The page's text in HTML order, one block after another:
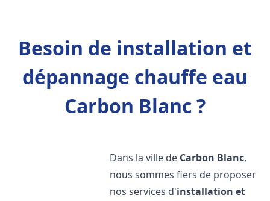
Besoin de installation et
dépannage chauffe eau
Carbon Blanc ?
Dans la ville de Carbon Blanc,
nous sommes fiers de proposer
nos services d'installation et